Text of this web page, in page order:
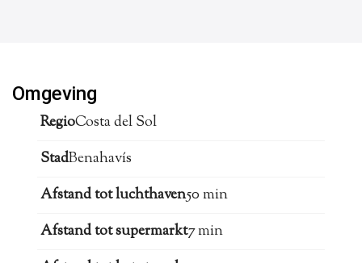
Omgeving
RegioCosta del Sol
StadBenahavís
Afstand tot luchthaven50 min
Afstand tot supermarkt7 min